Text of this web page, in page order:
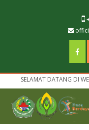
SELAMAT DATANG DI